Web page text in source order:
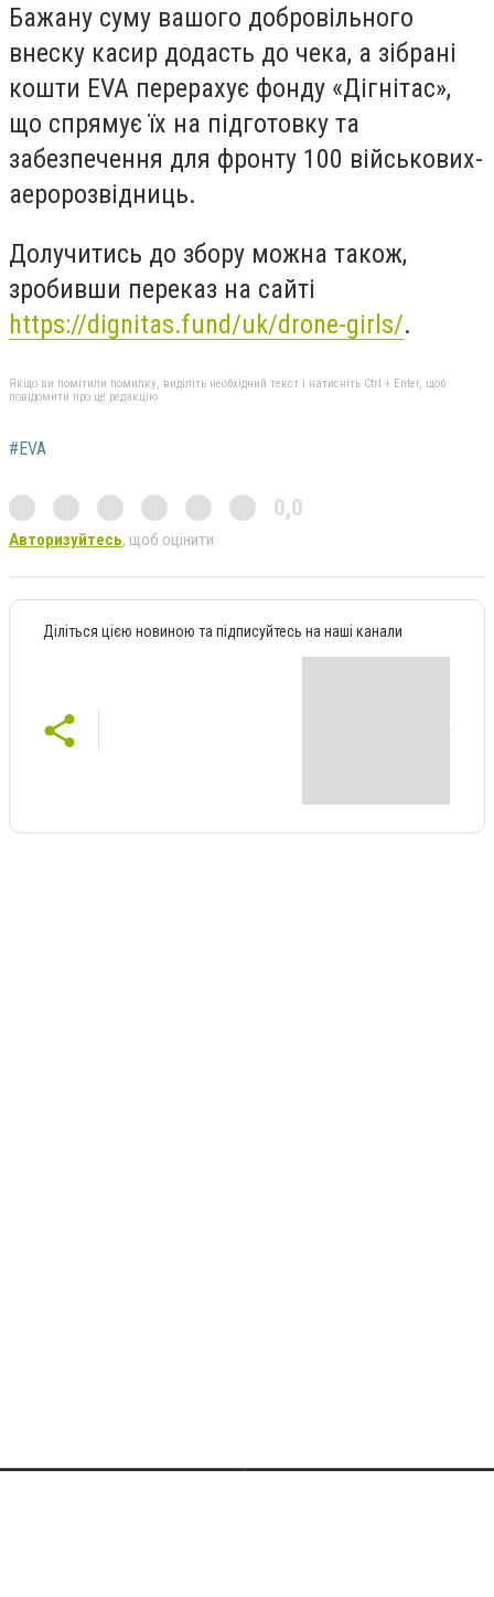
Бажану суму вашого добровільного
внеску касир додасть до чека, а зібрані
кошти EVA перерахує фонду «Дігнітас»,
що спрямує їх на підготовку та
забезпечення для фронту 100 військових-
аеророзвідниць.
Долучитись до збору можна також,
зробивши переказ на сайті
https://dignitas.fund/uk/drone-girls/.
Якщо ви помітили помилку, виділіть необхідний текст і натисніть Ctrl + Enter, щоб
повідомити про це редакцію
#EVA
0,0
Авторизуйтесь, щоб оцінити
Діліться цією новиною та підписуйтесь на наші канали